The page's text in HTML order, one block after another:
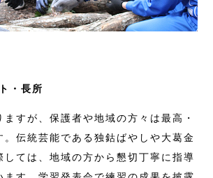
・長所
ますが、保護者や地域の方々は最高・
。伝統芸能である独鈷ばやしや大葛金
しては、地域の方から懇切丁寧に指導